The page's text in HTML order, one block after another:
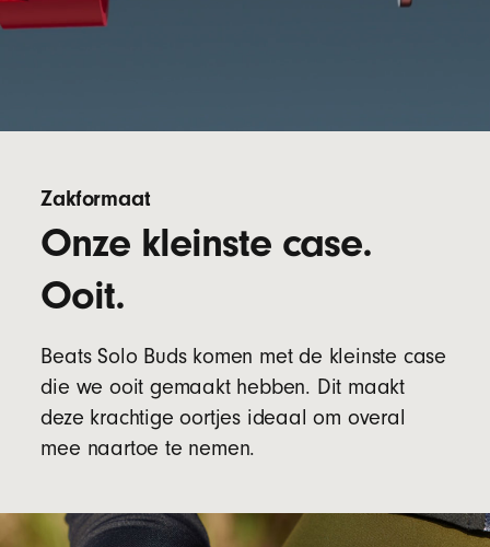
Zakformaat
Onze kleinste case.
Ooit.
Beats Solo Buds komen met de kleinste case
die we ooit gemaakt hebben. Dit maakt
deze krachtige oortjes ideaal om overal
mee naartoe te nemen.